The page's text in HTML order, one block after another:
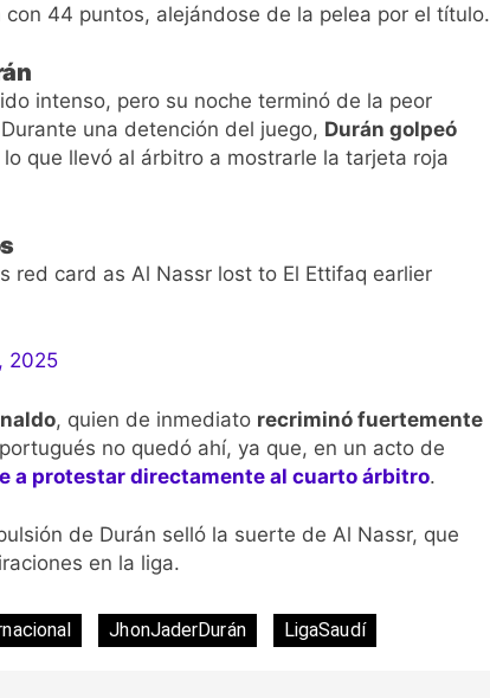
con 44 puntos, alejándose de la pelea por el título.
intenso, pero su noche terminó de la peor
una detención del juego, Durán golpeó
lo que llevó al árbitro a mostrarle la tarjeta roja
red card as Al Nassr lost to El Ettifaq earlier
2025
, quien de inmediato recriminó fuertemente
no quedó ahí, ya que, en un acto de
a protestar directamente al cuarto árbitro.
de Durán selló la suerte de Al Nassr, que
en la liga.
JhonJaderDurán LigaSaudí